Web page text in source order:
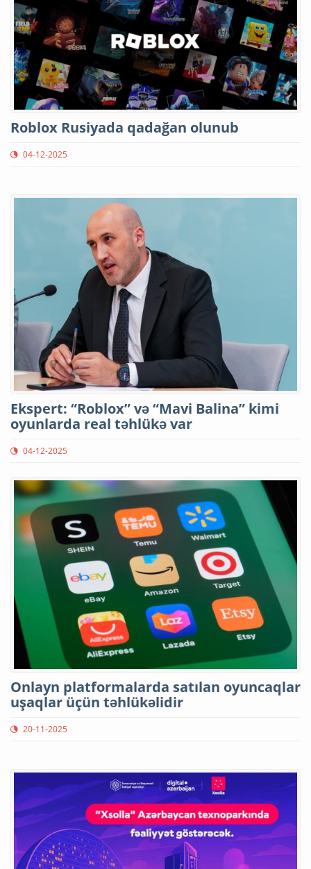
Roblox Rusiyada qadağan olunub
04-12-2025
Ekspert: “Roblox” və “Mavi Balina” kimi
oyunlarda real təhlükə var
04-12-2025
Onlayn platformalarda satılan oyuncaqlar
uşaqlar üçün təhlükəlidir
20-11-2025